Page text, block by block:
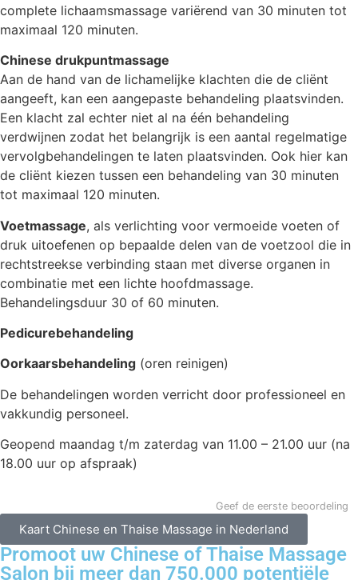
complete lichaamsmassage variërend van 30 minuten tot
maximaal 120 minuten.
Chinese drukpuntmassage
Aan de hand van de lichamelijke klachten die de cliënt
aangeeft, kan een aangepaste behandeling plaatsvinden.
Een klacht zal echter niet al na één behandeling
verdwijnen zodat het belangrijk is een aantal regelmatige
vervolgbehandelingen te laten plaatsvinden. Ook hier kan
de cliënt kiezen tussen een behandeling van 30 minuten
tot maximaal 120 minuten.
Voetmassage, als verlichting voor vermoeide voeten of
druk uitoefenen op bepaalde delen van de voetzool die in
rechtstreekse verbinding staan met diverse organen in
combinatie met een lichte hoofdmassage.
Behandelingsduur 30 of 60 minuten.
Pedicurebehandeling
Oorkaarsbehandeling (oren reinigen)
De behandelingen worden verricht door professioneel en
vakkundig personeel.
Geopend maandag t/m zaterdag van 11.00 – 21.00 uur (na
18.00 uur op afspraak)
Geef de eerste beoordeling
Kaart Chinese en Thaise Massage in Nederland
Promoot uw Chinese of Thaise Massage
Salon bij meer dan 750.000 potentiële